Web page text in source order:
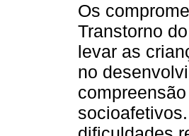
Os
Transtorno
levar as
no